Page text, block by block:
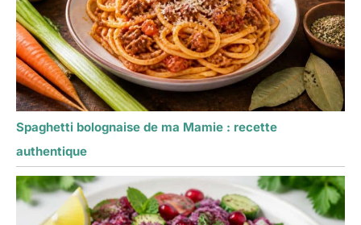
Spaghetti bolognaise de ma Mamie : recette
authentique